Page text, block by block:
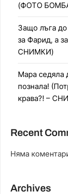
(ФОТО БОМБА
Защо лъга
за Фарид, а
СНИМКИ)
Мара седяла
познала!
крава?! –
Recent
Няма
Archives